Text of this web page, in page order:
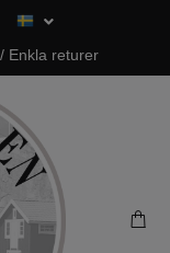
Enkla returer